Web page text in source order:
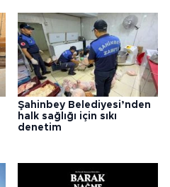
Şahinbey Belediyesi’nden
halk sağlığı için sıkı
denetim